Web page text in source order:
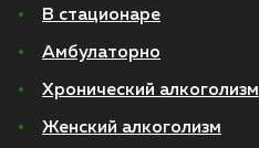
В стационаре
Амбулаторно
Хронический алкоголизм
Женский алкоголизм